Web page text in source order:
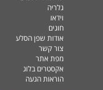
גלריה
וידאו
חוגים
אודות שפן הסלע
צור קשר
מפת אתר
אקסטרים בלוג
הוראות הגעה